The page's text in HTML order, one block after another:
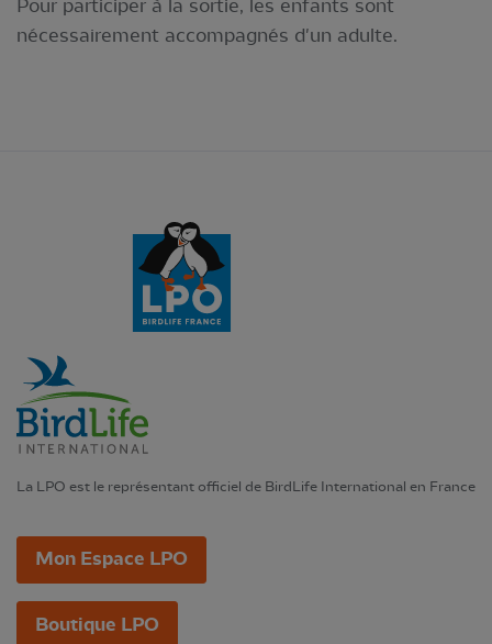
Pour participer à la sortie, les enfants sont
nécessairement accompagnés d'un adulte.
La LPO est le représentant officiel de BirdLife International en France
Mon Espace LPO
Boutique LPO